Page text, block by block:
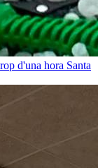
d'una hora Santa